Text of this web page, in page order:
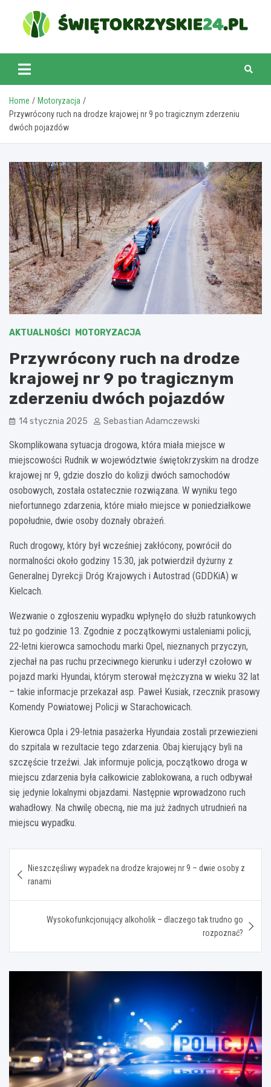
content
swietokrzyskie24.pl
Home
Motoryzacja
Przywrócony ruch na drodze krajowej nr 9 po tragicznym zderzeniu
dwóch pojazdów
AKTUALNOŚCI MOTORYZACJA
Przywrócony ruch na drodze
krajowej nr 9 po tragicznym
zderzeniu dwóch pojazdów
14 stycznia 2025 Sebastian Adamczewski
Skomplikowana sytuacja drogowa, która miała miejsce w
miejscowości Rudnik w województwie świętokrzyskim na drodze
krajowej nr 9, gdzie doszło do kolizji dwóch samochodów
osobowych, została ostatecznie rozwiązana. W wyniku tego
niefortunnego zdarzenia, które miało miejsce w poniedziałkowe
popołudnie, dwie osoby doznały obrażeń.
Ruch drogowy, który był wcześniej zakłócony, powrócił do
normalności około godziny 15:30, jak potwierdził dyżurny z
Generalnej Dyrekcji Dróg Krajowych i Autostrad (GDDKiA) w
Kielcach.
Wezwanie o zgłoszeniu wypadku wpłynęło do służb ratunkowych
tuż po godzinie 13. Zgodnie z początkowymi ustaleniami policji,
22-letni kierowca samochodu marki Opel, nieznanych przyczyn,
zjechał na pas ruchu przeciwnego kierunku i uderzył czołowo w
pojazd marki Hyundai, którym sterował mężczyzna w wieku 32 lat
– takie informacje przekazał asp. Paweł Kusiak, rzecznik prasowy
Komendy Powiatowej Policji w Starachowicach.
Kierowca Opla i 29-letnia pasażerka Hyundaia zostali przewiezieni
do szpitala w rezultacie tego zdarzenia. Obaj kierujący byli na
szczęście trzeźwi. Jak informuje policja, początkowo droga w
miejscu zdarzenia była całkowicie zablokowana, a ruch odbywał
się jedynie lokalnymi objazdami. Następnie wprowadzono ruch
wahadłowy. Na chwilę obecną, nie ma już żadnych utrudnień na
miejscu wypadku.
wpisu
Nieszczęśliwy wypadek na drodze krajowej nr 9 – dwie osoby z
ranami
Wysokofunkcjonujący alkoholik – dlaczego tak trudno go
rozpoznać?